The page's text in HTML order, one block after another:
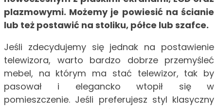
plazmowymi. Możemy je powiesić na ścianie
lub też postawić na stoliku, półce lub szafce.
Jeśli zdecydujemy się jednak na postawienie
telewizora, warto bardzo dobrze przemyśleć
mebel, na którym ma stać telewizor, tak by
pasował i elegancko wtopił się w
pomieszczenie. Jeśli preferujesz styl klasyczny